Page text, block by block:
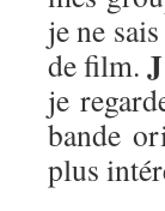
je ne
de film.
je
bande
plus